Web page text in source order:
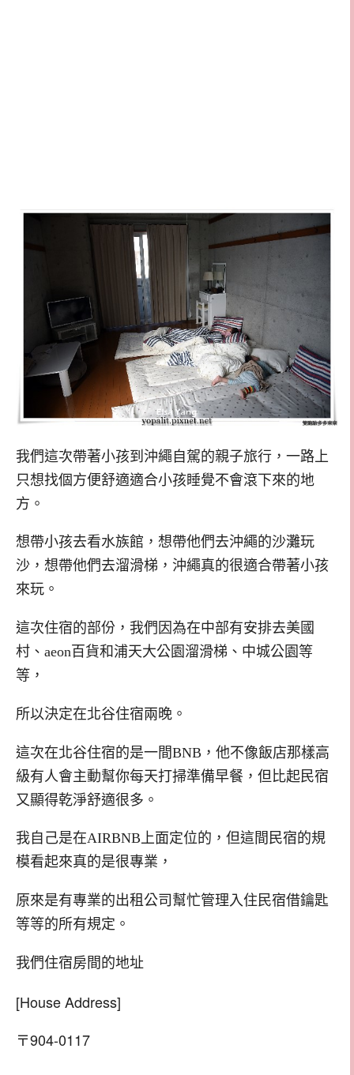
我們這次帶著小孩到沖繩自駕的親子旅行，一路上
只想找個方便舒適適合小孩睡覺不會滾下來的地
方。
想帶小孩去看水族館，想帶他們去沖繩的沙灘玩
沙，想帶他們去溜滑梯，沖繩真的很適合帶著小孩
來玩。
這次住宿的部份，我們因為在中部有安排去美國
村、aeon百貨和浦天大公園溜滑梯、中城公園等
等，
所以決定在北谷住宿兩晚。
這次在北谷住宿的是一間BNB，他不像飯店那樣高
級有人會主動幫你每天打掃準備早餐，但比起民宿
又顯得乾淨舒適很多。
我自己是在AIRBNB上面定位的，但這間民宿的規
模看起來真的是很專業，
原來是有專業的出租公司幫忙管理入住民宿借鑰匙
等等的所有規定。
我們住宿房間的地址
[House Address]
〒904-0117